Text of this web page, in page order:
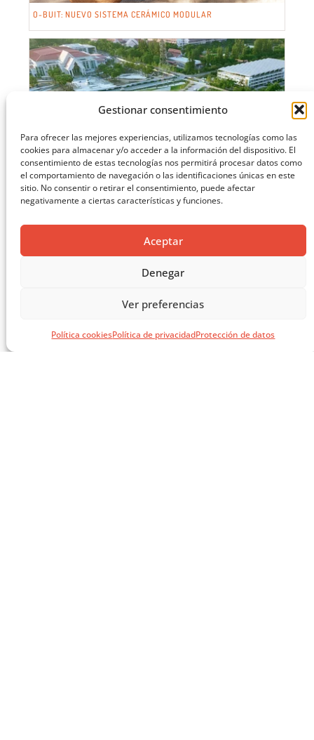
Gestionar consentimiento
Para ofrecer las mejores experiencias, utilizamos tecnologías como las
cookies para almacenar y/o acceder a la información del dispositivo. El
consentimiento de estas tecnologías nos permitirá procesar datos como
el comportamiento de navegación o las identificaciones únicas en este
sitio. No consentir o retirar el consentimiento, puede afectar
negativamente a ciertas características y funciones.
Aceptar
Denegar
Ver preferencias
Política cookiesPolítica de privacidadProtección de datos
O-BUIT: NUEVO SISTEMA CERÁMICO MODULAR
EL LIBRO VERDE DE SOLUCIONES CONSTRUCTIVAS
CARGAR MÁS ...